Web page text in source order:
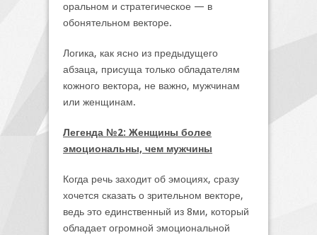
оральном и стратегическое — в
обонятельном векторе.
Логика, как ясно из предыдущего
абзаца, присуща только обладателям
кожного вектора, не важно, мужчинам
или женщинам.
Легенда №2: Женщины более
эмоциональны, чем мужчины
Когда речь заходит об эмоциях, сразу
хочется сказать о зрительном векторе,
ведь это единственный из 8ми, который
обладает огромной эмоциональной